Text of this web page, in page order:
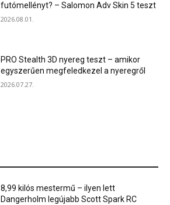
futómellényt? – Salomon Adv Skin 5 teszt
2026.08.01.
PRO Stealth 3D nyereg teszt – amikor
egyszerűen megfeledkezel a nyeregről
2026.07.27.
8,99 kilós mestermű – ilyen lett
Dangerholm legújabb Scott Spark RC